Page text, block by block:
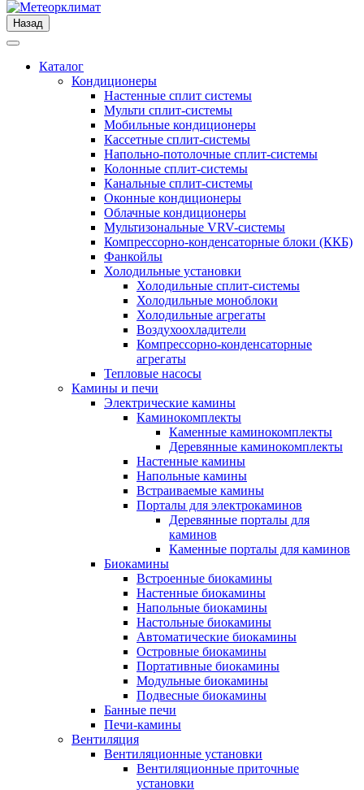
Назад
Каталог
Кондиционеры
Настенные сплит системы
Мульти сплит-системы
Мобильные кондиционеры
Кассетные сплит-системы
Напольно-потолочные сплит-системы
Колонные сплит-системы
Канальные сплит-системы
Оконные кондиционеры
Облачные кондиционеры
Мультизональные VRV-системы
Компрессорно-конденсаторные блоки (ККБ)
Фанкойлы
Холодильные установки
Холодильные сплит-системы
Холодильные моноблоки
Холодильные агрегаты
Воздухоохладители
Компрессорно-конденсаторные
агрегаты
Тепловые насосы
Камины и печи
Электрические камины
Каминокомплекты
Каменные каминокомплекты
Деревянные каминокомплекты
Настенные камины
Напольные камины
Встраиваемые камины
Порталы для электрокаминов
Деревянные порталы для
каминов
Каменные порталы для каминов
Биокамины
Встроенные биокамины
Настенные биокамины
Напольные биокамины
Настольные биокамины
Автоматические биокамины
Островные биокамины
Портативные биокамины
Модульные биокамины
Подвесные биокамины
Банные печи
Печи-камины
Вентиляция
Вентиляционные установки
Вентиляционные приточные
установки